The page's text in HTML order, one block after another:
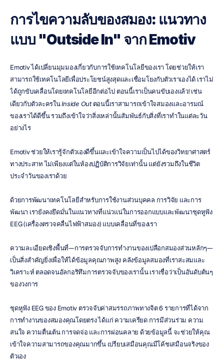
การไขความลับของสมอง: แนวทาง
แบบ "Outside In" จาก Emotiv
Emotiv ได้เปลี่ยนมุมมองเกี่ยวกับการใช้เทคโนโลยีของเรา โดยช่วยให้เรา
สามารถใช้เทคโนโลยีเพื่อประโยชน์สูงสุดและเชื่อมโยงกับตัวเราเองได้ เราไม่
ได้ถูกขับเคลื่อนโดยเทคโนโลยีอีกต่อไป ตอนนี้เราเป็นคนขับเองแล้ว! เช่น
เดียวกับตัวละครใน Inside Out ตอนนี้เราสามารถเข้าใจสมองและอารมณ์
ของเราได้ดีขึ้น รวมถึงเข้าใจว่าสิ่งเหล่านั้นสัมพันธ์กับสิ่งที่เราทำในแต่ละวัน
อย่างไร
Emotiv ช่วยให้เรารู้จักตัวเองดีขึ้นและเข้าใจความเป็นไปได้ของวิทยาศาสตร์
ทางประสาท ไม่เพียงแต่ในห้องปฏิบัติการวิจัยเท่านั้น แต่ยังรวมถึงในชีวิต
ประจำวันของเราด้วย
ด้วยการพัฒนาเทคโนโลยีสำหรับการใช้งานส่วนบุคคล การวิจัย และการ
พัฒนา เรายังคงยึดมั่นในแนวทางที่แน่วแน่ในการออกแบบและพัฒนาชุดหูฟัง
EEG (เครื่องตรวจคลื่นไฟฟ้าสมอง) แบบเคลื่อนที่ของเรา
ความละเอียดเชิงพื้นที่—การตรวจจับการทำงานของเปลือกสมองส่วนหลักๆ—
เป็นสิ่งสำคัญยิ่งเพื่อให้ได้ข้อมูลคุณภาพสูง คลังข้อมูลสมองที่เราสะสมและ
วิเคราะห์ ตลอดจนอัลกอริทึมการตรวจจับของเรานั้น เราเชื่อว่าเป็นอันดับต้นๆ
ของวงการ
ชุดหูฟัง EEG ของ Emotiv ตรวจจับค่าสมรรถภาพทางจิต 6 รายการที่ได้จาก
การทำงานของสมองคุณโดยตรง ได้แก่ ความเครียด การมีส่วนร่วม ความ
สนใจ ความตื่นเต้น การจดจ่อ และการผ่อนคลาย ด้วยข้อมูลนี้ จะช่วยให้คุณ
เข้าใจความสามารถของคุณมากขึ้น เปรียบเสมือนคุณมีโค้ชเสมือนจริงของ
ตัวเอง